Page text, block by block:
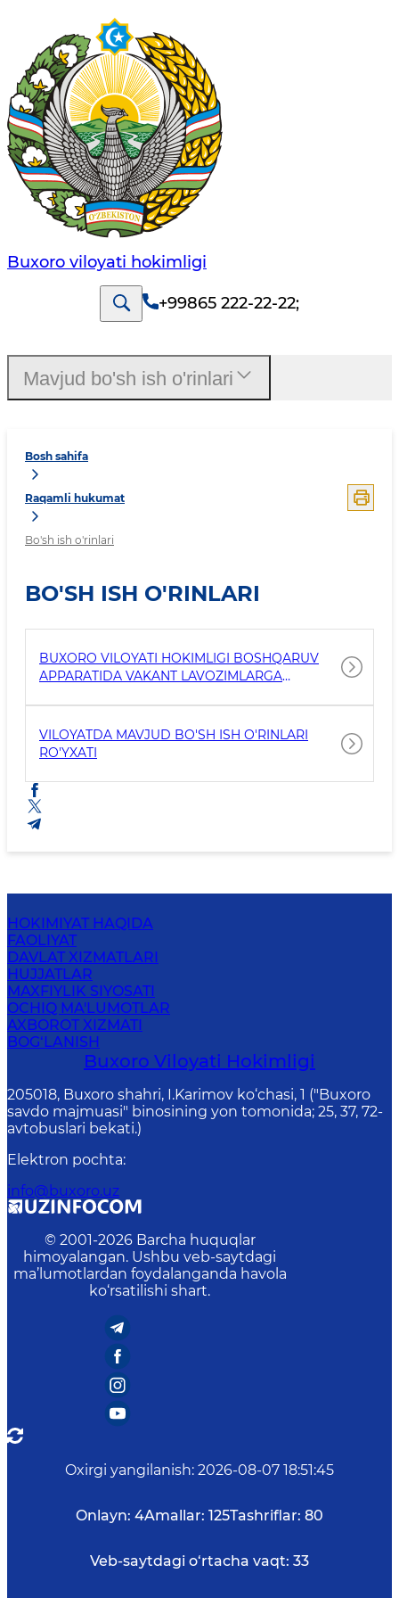
Buxoro viloyati hokimligi
+99865 222-22-22;
Bosh sahifa
Raqamli hukumat
Bo'sh ish o'rinlari
BO'SH ISH O'RINLARI
BUXORO VILOYATI HOKIMLIGI BOSHQARUV
APPARATIDA VAKANT LAVOZIMLARGA
ASOSIDA ISHGA QABUL QILISH TIZIMINI
TAKOMILLASHTIRISH TO‘G‘RISIDA BUXORO
VILOYATDA MAVJUD BO'SH ISH O'RINLARI
RO'YXATI
Mavjud bo'sh ish o'rinlari
HOKIMIYAT HAQIDA
FAOLIYAT
DAVLAT XIZMATLARI
HUJJATLAR
MAXFIYLIK SIYOSATI
OCHIQ MA'LUMOTLAR
AXBOROT XIZMATI
BOG‘LANISH
Buxoro Viloyati Hokimligi
205018, Buхоrо shahri, I.Karimov ko‘chаsi, 1 ("Buxoro
savdo majmuasi" binosining yon tomonida; 25, 37, 72-
avtobuslari bekati.)
Elektron pochta:
info@buxoro.uz
© 2001-2026 Barcha huquqlar
himoyalangan. Ushbu veb-saytdagi
ma’lumotlardan foydalanganda havola
ko‘rsatilishi shart.
Oxirgi yangilanish: 2026-08-07 18:51:45
Onlayn: 4Amallar: 125Tashriflar: 80
Veb-saytdagi o‘rtacha vaqt: 33